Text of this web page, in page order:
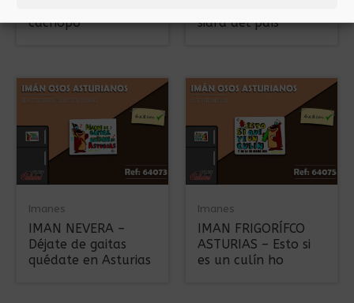
cachopo
sidra del país
Imanes
IMAN NEVERA –
Déjate de gaitas
quédate en Asturias
Imanes
IMAN FRIGORÍFCO
ASTURIAS – Esto si
es un culín ho